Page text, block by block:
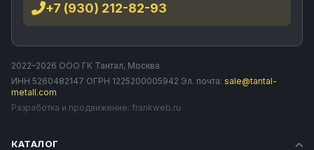
+7 (930) 212-82-93
2022–2026 ООО ГК Тантал, Москва
ИНН 5260482147 ОГРН 1225200005942 Эл. почта: sale@tantal-
metall.com
Разработка и продвижение: frankweb.ru
КАТАЛОГ